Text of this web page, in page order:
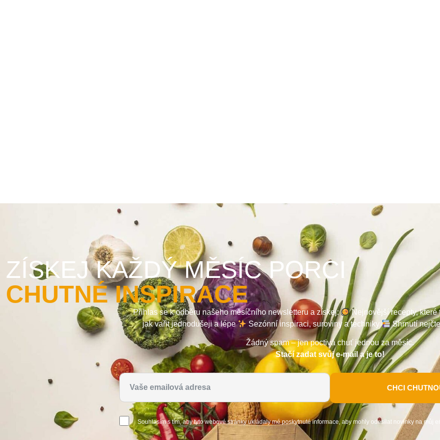
ZÍSKEJ KAŽDÝ MĚSÍC PORCI
CHUTNÉ INSPIRACE
Přihlas se k odběru našeho měsíčního newsletteru a získej:
Nejnovější recepty,
jak vařit jednodušeji a lépe
Sezónní inspiraci, suroviny a techniky Shrnutí
Žádný spam – jen poctivá chuť jednou za měsíc.
Stačí zadat svůj e-mail a je to!
CHCI
Souhlasím s tím, aby tyto webové stránky ukládaly mé poskytnuté informace, aby mohly odesílat novinky na můj